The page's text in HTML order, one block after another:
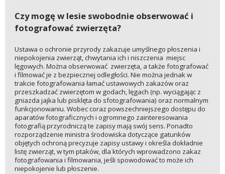
Czy mogę w lesie swobodnie obserwować i
fotografować zwierzęta?
Ustawa o ochronie przyrody zakazuje umyślnego płoszenia i
niepokojenia zwierząt, chwytania ich i niszczenia miejsc
lęgowych. Można obserwować zwierzęta, a także fotografować
i filmować je z bezpiecznej odległości. Nie można jednak w
trakcie fotografowania łamać ustawowych zakazów oraz
przeszkadzać zwierzętom w godach, lęgach (np. wyciągając z
gniazda jajka lub pisklęta do sfotografowania) oraz normalnym
funkcjonowaniu. Wobec coraz powszechniejszego dostępu do
aparatów fotograficznych i ogromnego zainteresowania
fotografią przyrodniczą te zapisy mają swój sens. Ponadto
rozporządzenie ministra środowiska dotyczące gatunków
objętych ochroną precyzuje zapisy ustawy i określa dokładnie
listę zwierząt, w tym ptaków, dla których wprowadzono zakaz
fotografowania i filmowania, jeśli spowodować to może ich
niepokojenie lub płoszenie.